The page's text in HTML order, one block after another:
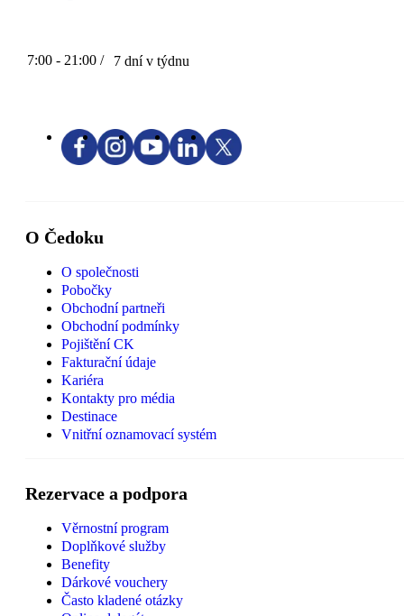
7:00 - 21:00 / 7 dní v týdnu
O Čedoku
O společnosti
Pobočky
Obchodní partneři
Obchodní podmínky
Pojištění CK
Fakturační údaje
Kariéra
Kontakty pro média
Destinace
Vnitřní oznamovací systém
Rezervace a podpora
Věrnostní program
Doplňkové služby
Benefity
Dárkové vouchery
Často kladené otázky